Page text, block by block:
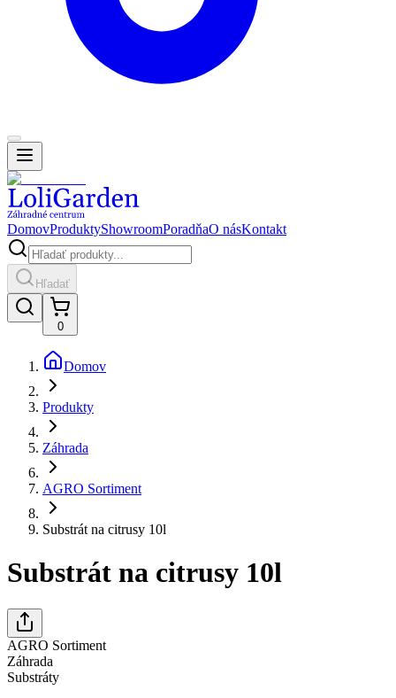
DomovProduktyShowroomPoradňaO násKontakt
Hľadať
0
Domov
Produkty
Záhrada
AGRO Sortiment
Substrát na citrusy 10l
Substrát na citrusy 10l
AGRO Sortiment
Záhrada
Substráty